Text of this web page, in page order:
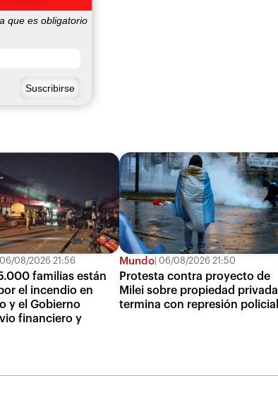
que es obligatorio
06/08/2026 21:56
familias están
el incendio en
y el Gobierno
financiero y
Mundo 06/08/2026 21:50
Protesta contra proyecto de
Milei sobre propiedad privada
termina con represión policial